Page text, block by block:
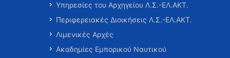
Υπηρεσίες του Αρχηγείου Λ.Σ.-ΕΛ.ΑΚΤ.
Περιφερειακές Διοικήσεις Λ.Σ.-ΕΛ.ΑΚΤ.
Λιμενικές Αρχές
Ακαδημίες Εμπορικού Ναυτικού